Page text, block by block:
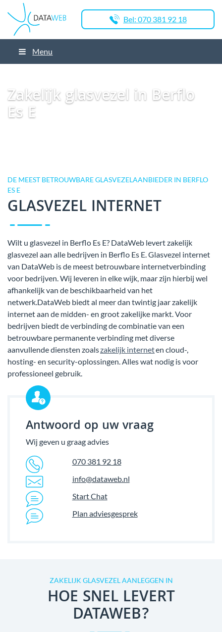
Bel: 070 381 92 18
Menu
Zakelijk glasvezel in Berflo
Es E
DE MEEST BETROUWBARE GLASVEZELAANBIEDER IN BERFLO
ES E
GLASVEZEL INTERNET
Wilt u glasvezel in Berflo Es E? DataWeb levert zakelijk
glasvezel aan alle bedrijven in Berflo Es E. Glasvezel internet
van DataWeb is de meest betrouwbare internetverbinding
voor bedrijven. Wij leveren in elke wijk, maar zijn hierbij wel
afhankelijk van de beschikbaarheid van het
netwerk.DataWeb biedt al meer dan twintig jaar zakelijk
internet aan de midden- en groot zakelijke markt. Voor
bedrijven biedt de verbinding de combinatie van een
betrouwbare permanente verbinding met diverse
aanvullende diensten zoalszakelijk interneten cloud-,
hosting- en security-oplossingen. Alles wat nodig is voor
professioneel gebruik.
Antwoord op uw vraag
Wij geven u graag advies
070 381 92 18
info@dataweb.nl
Start Chat
Plan adviesgesprek
ZAKELIJK GLASVEZEL AANLEGGEN IN
HOE SNEL LEVERT
DATAWEB?